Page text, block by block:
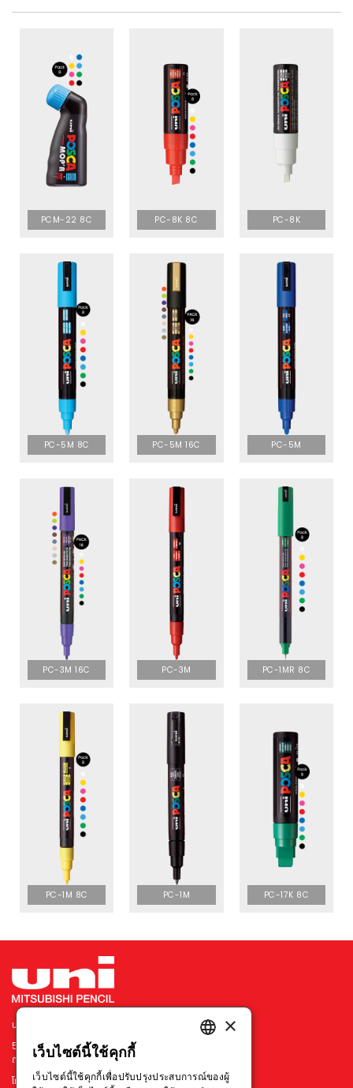
PCM-22 8C PC-8K 8C PC-8K
PC-5M 8C PC-5M 16C PC-5M
PC-3M 16C PC-3M PC-1MR 8C
PC-1M 8C PC-1M PC-17K 8C
บริษัท มิตซูบิชิ เพนซิล ประเทศไทย จำกัด
540 อาคารเมอร์คิวรี่ ทาวเวอร์ ชั้น 7 ยูนิต 702
ถนนเพลินจิต แขวงลุมพินี เขตปทุมวัน กรุงเทพฯ 10330
โทร : +66 211 79314-5
THAI
×
เว็บไซต์นี้ใช้คุกกี้
เว็บไซต์นี้ใช้คุกกี้เพื่อปรับปรุงประสบการณ์ของผู้